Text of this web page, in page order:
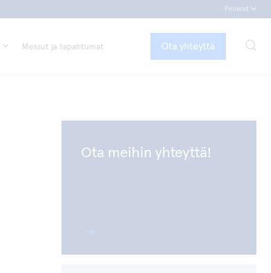
Finland
Messut ja tapahtumat Ota yhteyttä
Ota meihin yhteyttä!